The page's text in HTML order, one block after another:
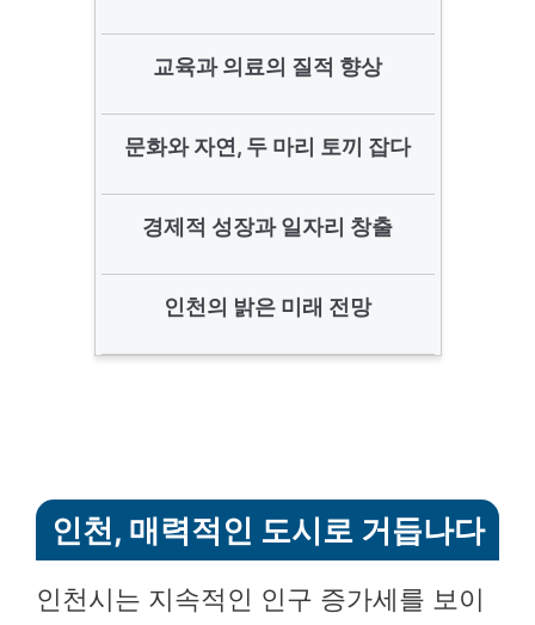
교육과 의료의 질적 향상
문화와 자연, 두 마리 토끼 잡다
경제적 성장과 일자리 창출
인천의 밝은 미래 전망
인천, 매력적인 도시로 거듭나다
인천시는 지속적인 인구 증가세를 보이